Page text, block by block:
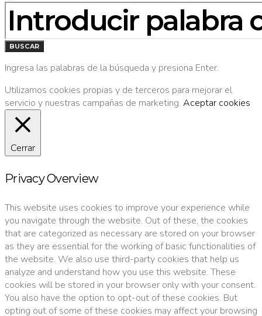
BUSCAR
POR:
BUSCAR
Ingresa las palabras de la búsqueda y presiona Enter.
Utilizamos cookies propias y de terceros para mejorar el
servicio y nuestras campañas de marketing. Aceptar cookies
Cerrar
Privacy Overview
This website uses cookies to improve your experience while
you navigate through the website. Out of these, the cookies
that are categorized as necessary are stored on your browser
as they are essential for the working of basic functionalities of
the website. We also use third-party cookies that help us
analyze and understand how you use this website. These
cookies will be stored in your browser only with your consent.
You also have the option to opt-out of these cookies. But
opting out of some of these cookies may affect your browsing